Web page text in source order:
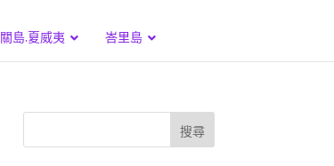
關島.夏威夷 峇里島